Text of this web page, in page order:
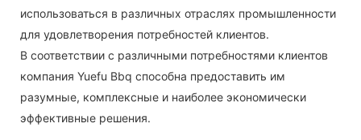
использоваться в различных отраслях промышленности
для удовлетворения потребностей клиентов.
В соответствии с различными потребностями клиентов
компания Yuefu Bbq способна предоставить им
разумные, комплексные и наиболее экономически
эффективные решения.